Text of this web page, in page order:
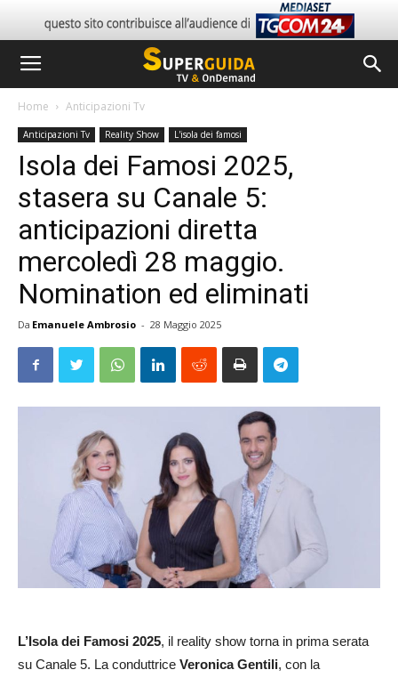
Home Anticipazioni Tv
Anticipazioni Tv Reality Show L'isola dei famosi
Isola dei Famosi 2025,
stasera su Canale 5:
anticipazioni diretta
mercoledì 28 maggio.
Nomination ed eliminati
Da Emanuele Ambrosio - 28 Maggio 2025
L’Isola dei Famosi 2025, il reality show torna in prima serata
su Canale 5. La conduttrice Veronica Gentili, con la